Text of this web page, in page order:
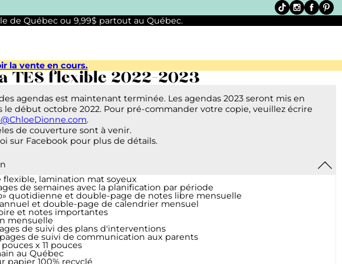
de Québec ou 9,99$ partout au Québec.
la vente en cours.
TES flexible 2022-2023
agendas est maintenant terminée. Les agendas 2023 seront mis en
le début octobre 2022. Pour pré-commander votre copie, veuillez écrire
.
de couverture sont à venir.
sur Facebook pour plus de détails.
flexible, lamination mat soyeux
de semaines avec la planification par période
quotidienne et double-page de notes libre mensuelle
et double-page de calendrier mensuel
et notes importantes
mensuelle
de suivi des plans d'interventions
de suivi de communication aux parents
x 11 pouces
au Québec
papier 100% recyclé